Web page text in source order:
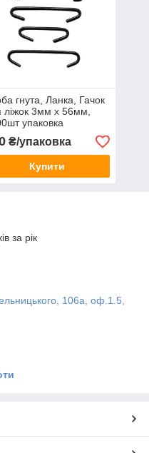
гнута, Ланка, Гачок
ліжок 3мм х 56мм,
упаковка
₴/упаковка
Купити
за рік
106а, оф.1.5,